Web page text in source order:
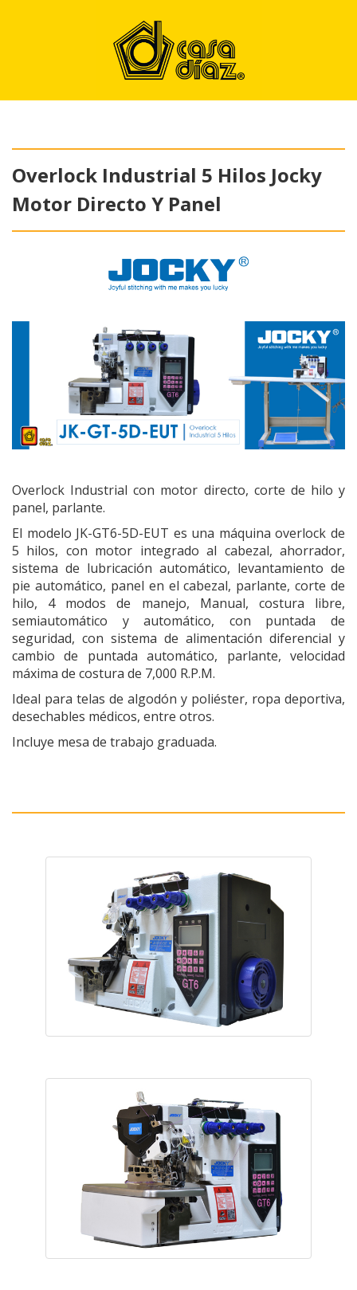
Overlock Industrial 5 Hilos Jocky
Motor Directo Y Panel
Overlock Industrial con motor directo, corte de hilo y
panel, parlante.
El modelo JK-GT6-5D-EUT es una máquina overlock de
5 hilos, con motor integrado al cabezal, ahorrador,
sistema de lubricación automático, levantamiento de
pie automático, panel en el cabezal, parlante, corte de
hilo, 4 modos de manejo, Manual, costura libre,
semiautomático y automático, con puntada de
seguridad, con sistema de alimentación diferencial y
cambio de puntada automático, parlante, velocidad
máxima de costura de 7,000 R.P.M.
Ideal para telas de algodón y poliéster, ropa deportiva,
desechables médicos, entre otros.
Incluye mesa de trabajo graduada.